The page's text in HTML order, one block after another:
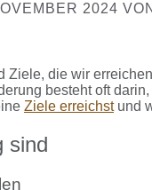
2024
Ziele, die wir
besteht oft
Ziele erreichstund
sind